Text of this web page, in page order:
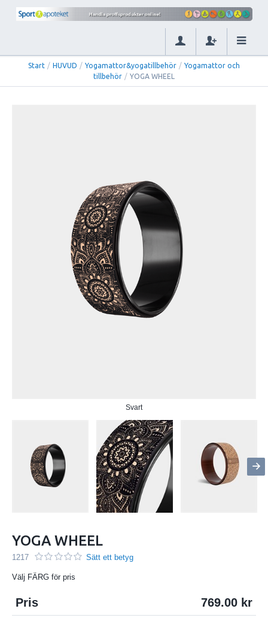
Start / HUVUD / Yogamattor&yogatillbehör / Yogamattor och
tillbehör / YOGA WHEEL
Svart
YOGA WHEEL
1217 Sätt ett betyg
Välj FÄRG för pris
Pris 769.00